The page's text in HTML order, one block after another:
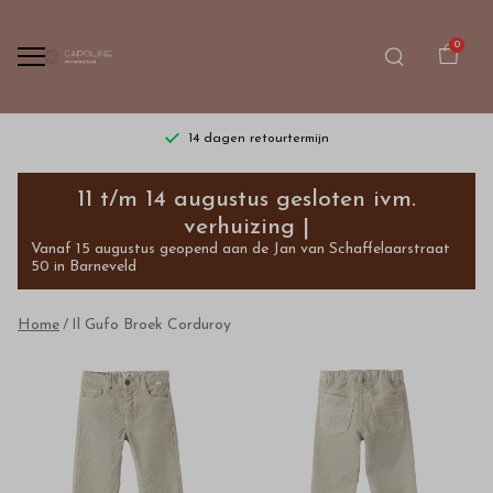
0
14 dagen retourtermijn
Il
Gufo
Broek
Corduroy
Bestel
kinderkleding
11 t/m 14 augustus gesloten ivm.
verhuizing |
Vanaf 15 augustus geopend aan de Jan van Schaffelaarstraat
50 in Barneveld
Home Il Gufo Broek Corduroy